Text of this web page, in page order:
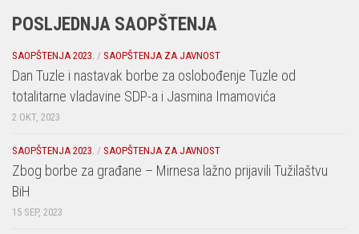
POSLJEDNJA SAOPŠTENJA
SAOPŠTENJA 2023. / SAOPŠTENJA ZA JAVNOST
Dan Tuzle i nastavak borbe za oslobođenje Tuzle od
totalitarne vladavine SDP-a i Jasmina Imamovića
2 OKT, 2023
SAOPŠTENJA 2023. / SAOPŠTENJA ZA JAVNOST
Zbog borbe za građane – Mirnesa lažno prijavili Tužilaštvu
BiH
15 SEP, 2023